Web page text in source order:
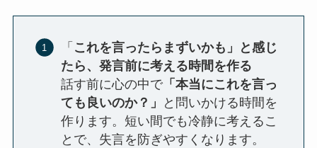
「 これを言ったらまずいかも」と感じ
たら、発言前に考える時間を作る
話す前に心の中で「本当にこれを言っ
ても良いのか？」
と問いかける時間を
作ります。短い間でも冷静に考えるこ
とで、失言を防ぎやすくなります。